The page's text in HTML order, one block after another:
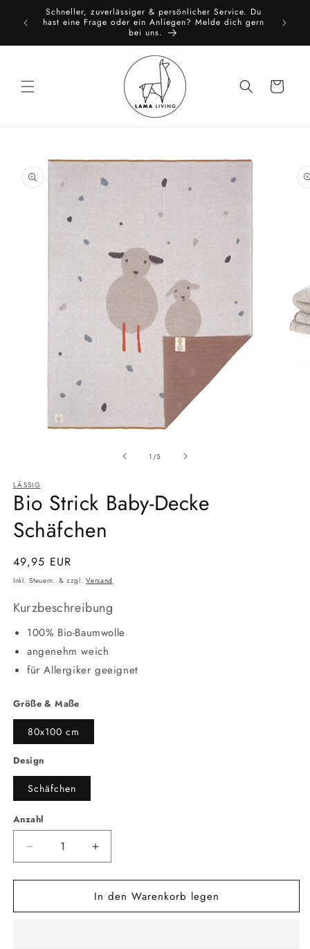
zum
Inhalt
Schneller, zuverlässiger & persönlicher Service. Du
hast eine Frage oder ein Anliegen? Melde dich gern
bei uns.
Warenkorb
1 /Ab
5
LÄSSIG
Bio Strick Baby-Decke
Schäfchen
Normaler
Preis
49,95 EUR
Inkl. Steuern. & zzgl.Versand
Kurzbeschreibung
100% Bio-Baumwolle
angenehm weich
für Allergiker geeignet
Größe & Maße
80x100 cm
Design
Schäfchen
Anzahl
Anzahl
Verringere
die
Menge
Bio
Erhöhe
die
Menge
für
Bio
In den Warenkorb legen